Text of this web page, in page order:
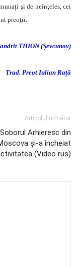
şi de neînţeles, cei
preoţii.
TIHON (Șevcunov)
Trad. Preot Iulian Rață
Articolul următor
Soborul Arhieresc din
și-a încheiat
(Video rus)